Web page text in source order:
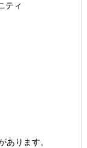
ティ
あります。